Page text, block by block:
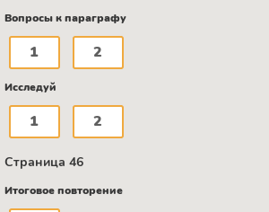
Вопросы к параграфу
1 2
Исследуй
1 2
Страница 46
Итоговое повторение